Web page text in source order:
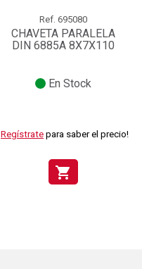
Ref. 695080
CHAVETA PARALELA
DIN 6885A 8X7X110
En Stock
Regístrate para saber el precio!
shopping_cart